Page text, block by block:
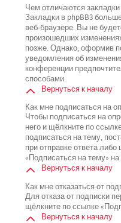
Чем отличаются закладки
Закладки в phpBB3
веб-браузере. Вы не
произошедших
позже. Однако, оформив
уведомления об
конференции
способами.
Вернуться к началу
Как мне подписаться на
Чтобы подписаться на
него и щёлкните по
подписаться на тему,
при отправке ответа
«Подписаться на тему»
Вернуться к началу
Как мне отказаться от
Для отказа от подписки
щёлкните по ссылке
Вернуться к началу